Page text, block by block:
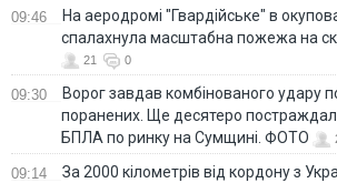
09:46
На аеродромі "Гвардійське" в
спалахнула масштабна пожежа на
21 0
09:30
Ворог завдав комбінованого удару
поранених. Ще десятеро
БПЛА по ринку на Сумщині. ФОТО
09:14
За 2000 кілометрів від кордону з